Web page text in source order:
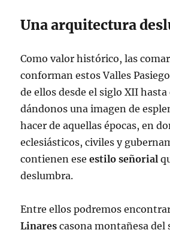
Una arquitectura
Como valor histórico, las
conforman estos Valles
de ellos desde el siglo XII hasta
dándonos una imagen de
hacer de aquellas épocas, en
eclesiásticos, civiles y
contienen eseestilo señorial
deslumbra.
Entre ellos podremos
Linares casona montañesa del